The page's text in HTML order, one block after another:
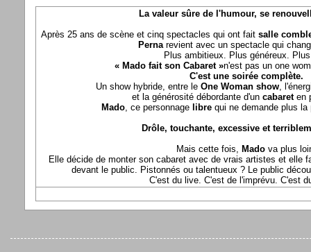
La valeur sûre de l'humour, se
Après 25 ans de scène et cinq spectacles qui ont fait salle
Pernarevient avec un spectacle qui
Plus ambitieux. Plus généreux.
« Mado fait son Cabaret »n'est pas un one
C'est une soirée complète.
Un show hybride, entre le One Woman show,
et la générosité débordante d'un cabaret en
Mado, ce personnage librequi ne demande plus la
Drôle, touchante, excessive et
Mais cette fois, Mado va plus
Elle décide de monter son cabaret avec de vrais artistes et elle
devant le public. Pistonnés ou talentueux ? Le public
C'est du live. C'est de l'imprévu. C'est